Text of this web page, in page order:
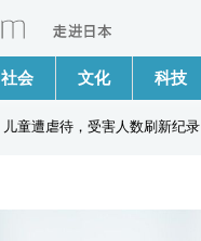
社会 文化 科技
儿童遭虐待，受害人数刷新纪录